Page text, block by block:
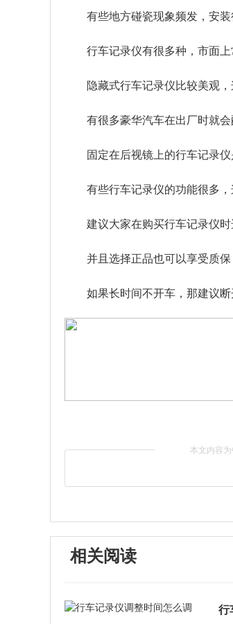
有些地方碰瓷现象频发，安
行车记录仪有很多种，市面
隐藏式行车记录仪比较美观
有很多豪华汽车在出厂时就会
固定在后视镜上的行车记录
有些行车记录仪的功能很多
建议大家在购买行车记录仪
并且选择正品也可以享受质
如果长时间不开车，那建议
本文内容为
相关阅读
行